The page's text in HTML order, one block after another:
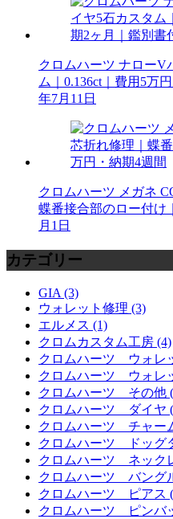
クロムハーツ ナローV
ム｜0.136ct｜費用5万
年7月11日
クロムハーツ メガネ
蝶番接合部のロー付け
月1日
カテゴリー
GIA (3)
ウォレット修理 (3)
エルメス (1)
クロムカスタム工房 (4)
クロムハーツ ウォレ
クロムハーツ ウォレ
クロムハーツ その他
クロムハーツ ダイヤ
クロムハーツ チャー
クロムハーツ ドッグ
クロムハーツ ネック
クロムハーツ バング
クロムハーツ ピアス
クロムハーツ ピンバ